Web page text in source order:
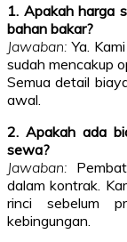
1. Apakah harga
bahan bakar?
Jawaban: Ya.
sudah mencakup
Semua detail
awal.
2. Apakah ada
sewa?
Jawaban:
dalam kontrak.
rinci sebelum
kebingungan.